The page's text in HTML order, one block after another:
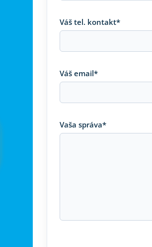
Váš tel. kontakt*
Váš email*
Vaša správa*